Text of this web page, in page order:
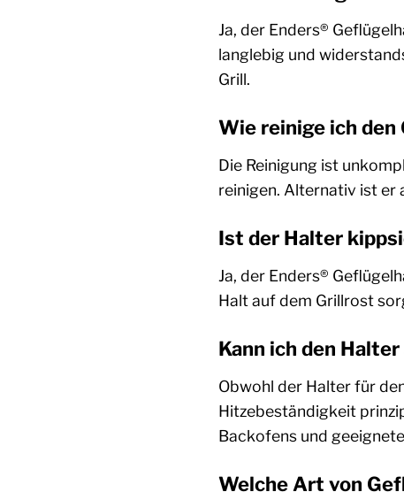
Ja, der Enders®
langlebig und
Grill.
Wie reinige ich
Die Reinigung ist
reinigen. Alternativ ist er
Ist der Halter
Ja, der Enders®
Halt auf dem Grillrost
Kann ich den
Obwohl der Halter für
Hitzebeständigkeit
Backofens und
Welche Art von